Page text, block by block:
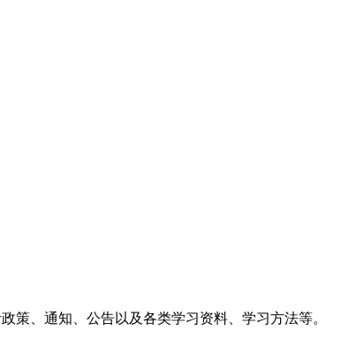
策、通知、公告以及各类学习资料、学习方法等。